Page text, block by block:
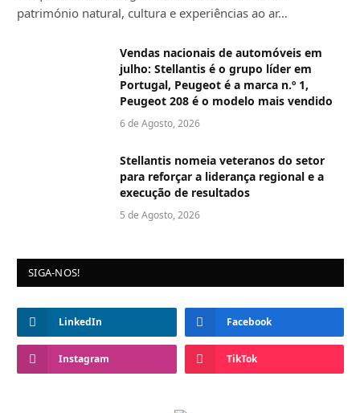
património natural, cultura e experiências ao ar…
Vendas nacionais de automóveis em
julho: Stellantis é o grupo líder em
Portugal, Peugeot é a marca n.º 1,
Peugeot 208 é o modelo mais vendido
6 de Agosto, 2026
Stellantis nomeia veteranos do setor
para reforçar a liderança regional e a
execução de resultados
5 de Agosto, 2026
SIGA-NOS!
LinkedIn Facebook
Instagram TikTok